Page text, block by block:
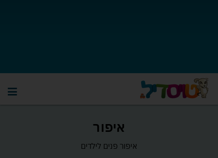
איפור
איפור פנים לילדים